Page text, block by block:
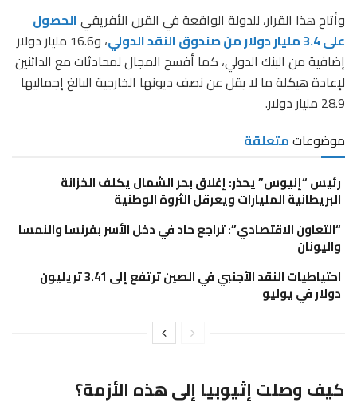
وأتاح هذا القرار، للدولة الواقعة في القرن الأفريقيالحصول
على 3.4 مليار دولار من صندوق النقد الدولي
، و16.6 مليار دولار
إضافية من البنك الدولي، كما أفسح المجال لمحادثات مع الدائنين
لإعادة هيكلة ما لا يقل عن نصف ديونها الخارجية البالغ إجماليها
28.9 مليار دولار.
موضوعاتمتعلقة
رئيس “إنيوس” يحذر: إغلاق بحر الشمال يكلف الخزانة
البريطانية المليارات ويعرقل الثروة الوطنية
“التعاون الاقتصادي”: تراجع حاد في دخل الأسر بفرنسا والنمسا
واليونان
احتياطيات النقد الأجنبي في الصين ترتفع إلى 3.41 تريليون
دولار في يوليو
كيف وصلت إثيوبيا إلى هذه الأزمة؟